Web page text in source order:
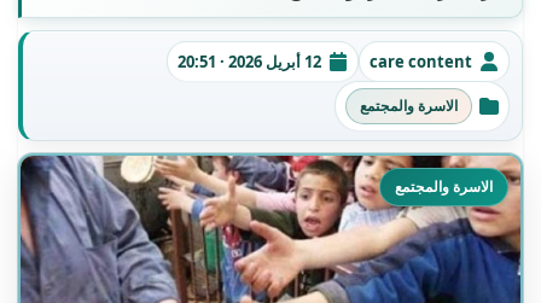
الكاتبcare content تاريخ النشر
12 أبريل 2026 · 20:51
التصنيفاتالاسرة والمجتمع
الاسرة والمجتمع